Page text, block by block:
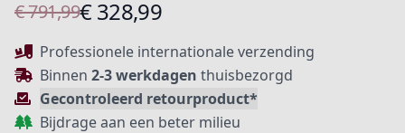
€ 791,99€ 328,99
Beschrijving
Professionele internationale verzending
Binnen 2-3 werkdagen thuisbezorgd
Gecontroleerd retourproduct*
Bijdrage aan een beter milieu